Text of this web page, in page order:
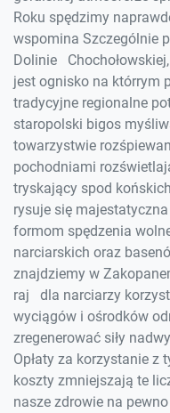
Roku spędzimy
wspomina Szczególnie
Dolinie
jest ognisko na którrym
tradycyjne regionalne
staropolski bigos
towarzystwie
pochodniami
tryskający spod
rysuje się
formom spędzenia
narciarskich oraz
znajdziemy w
raj dla narciarzy
wyciągów i ośrodków
zregenerować siły
Opłaty za korzystanie z
koszty zmniejszają te
nasze zdrowie na